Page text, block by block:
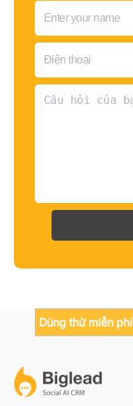
Dùng thử miễn phí